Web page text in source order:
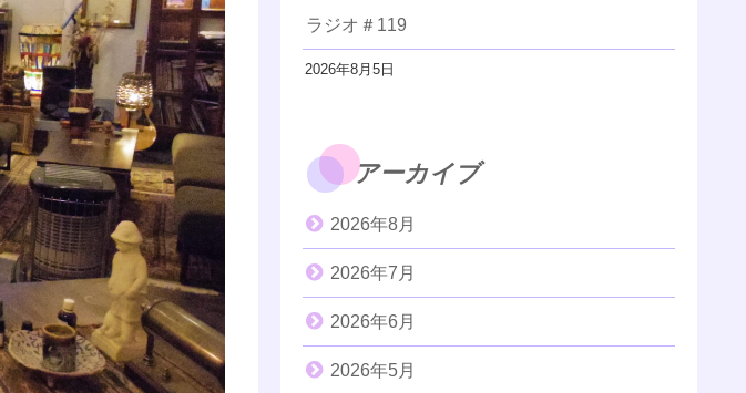
ラジオ＃119
2026年8月5日
アーカイブ
2026年8月
2026年7月
2026年6月
2026年5月